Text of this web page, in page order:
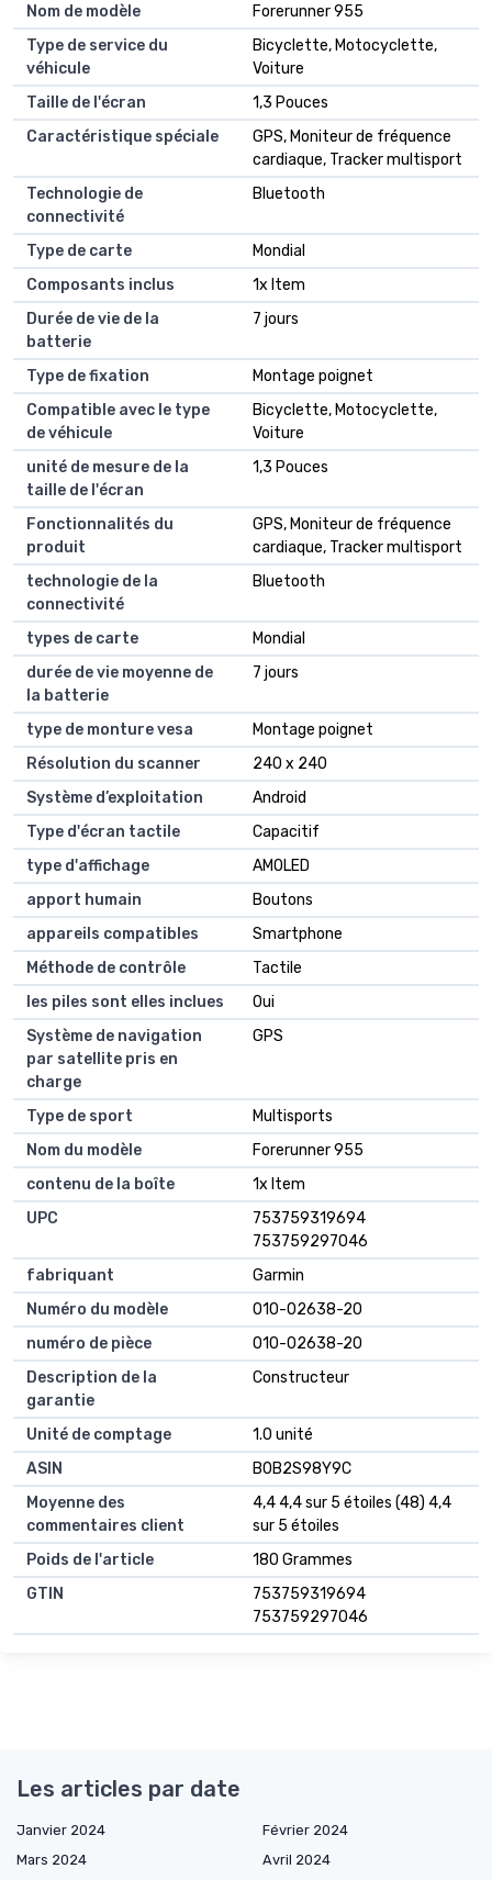
Nom de modèle
Forerunner 955
Type de service du
véhicule
Bicyclette, Motocyclette,
Voiture
Taille de l'écran
1,3 Pouces
Caractéristique spéciale
GPS, Moniteur de fréquence
cardiaque, Tracker multisport
Technologie de
connectivité
Bluetooth
Type de carte
Mondial
Composants inclus
1x Item
Durée de vie de la
batterie
7 jours
Type de fixation
Montage poignet
Compatible avec le type
de véhicule
Bicyclette, Motocyclette,
Voiture
unité de mesure de la
taille de l'écran
1,3 Pouces
Fonctionnalités du
produit
GPS, Moniteur de fréquence
cardiaque, Tracker multisport
technologie de la
connectivité
Bluetooth
types de carte
Mondial
durée de vie moyenne de
la batterie
7 jours
type de monture vesa
Montage poignet
Résolution du scanner
240 x 240
Système d’exploitation
Android
Type d'écran tactile
Capacitif
type d'affichage
AMOLED
apport humain
Boutons
appareils compatibles
Smartphone
Méthode de contrôle
Tactile
les piles sont elles inclues
Oui
Système de navigation
par satellite pris en
charge
GPS
Type de sport
Multisports
Nom du modèle
Forerunner 955
contenu de la boîte
1x Item
UPC
753759319694
753759297046
fabriquant
Garmin
Numéro du modèle
010-02638-20
numéro de pièce
010-02638-20
Description de la
garantie
Constructeur
Unité de comptage
1.0 unité
ASIN
B0B2S98Y9C
Moyenne des
commentaires client
4,4 4,4 sur 5 étoiles (48) 4,4
sur 5 étoiles
Poids de l'article
180 Grammes
GTIN
753759319694
753759297046
Les articles par date
Janvier 2024
Février 2024
Mars 2024
Avril 2024